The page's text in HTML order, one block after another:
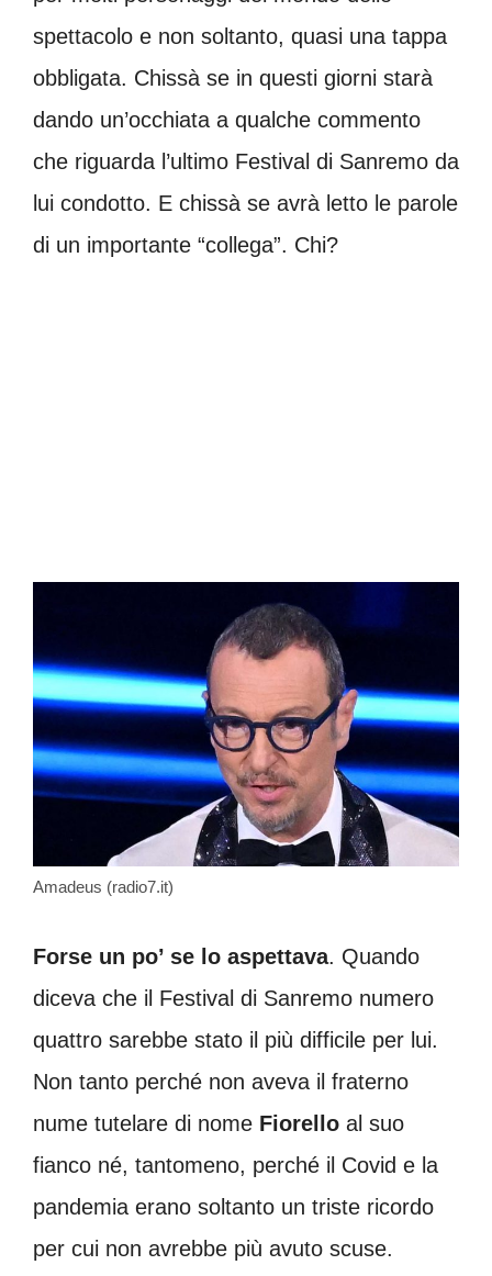
spettacolo e non soltanto, quasi una tappa
obbligata. Chissà se in questi giorni starà
dando un’occhiata a qualche commento
che riguarda l’ultimo Festival di Sanremo da
lui condotto. E chissà se avrà letto le parole
di un importante “collega”. Chi?
Amadeus (radio7.it)
Forse un po’ se lo aspettava. Quando
diceva che il Festival di Sanremo numero
quattro sarebbe stato il più difficile per lui.
Non tanto perché non aveva il fraterno
nume tutelare di nome Fiorello al suo
fianco né, tantomeno, perché il Covid e la
pandemia erano soltanto un triste ricordo
per cui non avrebbe più avuto scuse.